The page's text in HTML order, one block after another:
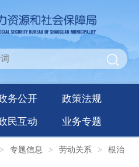
务公开 政策法规
民互动 业务专题
> 专题信息 > 劳动关系 > 根治